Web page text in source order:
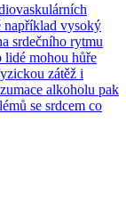
například vysoký
srdečního rytmu
lidé mohou hůře
zátěž i
alkoholu pak
se srdcem co